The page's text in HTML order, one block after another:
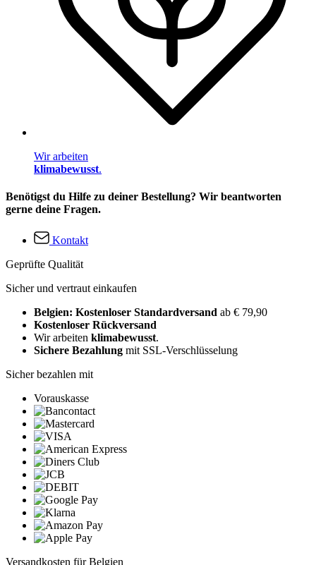
Wir arbeiten
klimabewusst.
Benötigst du Hilfe zu deiner Bestellung? Wir beantworten
gerne deine Fragen.
Kontakt
Geprüfte Qualität
Sicher und vertraut einkaufen
Belgien: Kostenloser Standardversand ab € 79,90
Kostenloser Rückversand
Wir arbeiten klimabewusst.
Sichere Bezahlung mit SSL-Verschlüsselung
Sicher bezahlen mit
Vorauskasse
Versandkosten für Belgien